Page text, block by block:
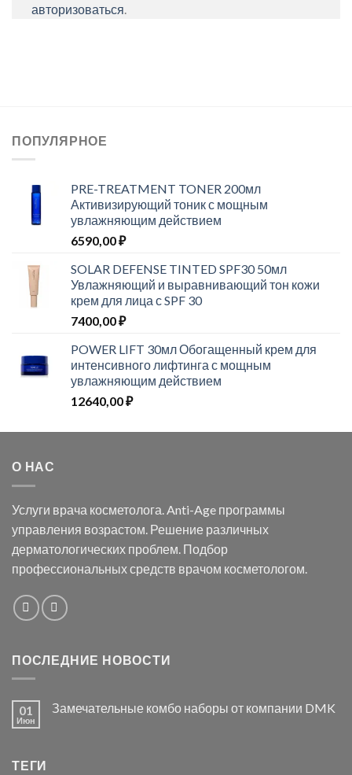
авторизоваться.
ПОПУЛЯРНОЕ
PRE-TREATMENT TONER 200мл
Активизирующий тоник с мощным
увлажняющим действием
6590,00₽
SOLAR DEFENSE TINTED SPF30 50мл
Увлажняющий и выравнивающий тон кожи
крем для лица с SPF 30
7400,00₽
POWER LIFT 30мл Обогащенный крем для
интенсивного лифтинга с мощным
увлажняющим действием
12640,00₽
О НАС
Услуги врача косметолога. Anti-Age программы
управления возрастом. Решение различных
дерматологических проблем. Подбор
профессиональных средств врачом косметологом.
ПОСЛЕДНИЕ НОВОСТИ
01
Июн
Замечательные комбо наборы от компании DMK
ТЕГИ